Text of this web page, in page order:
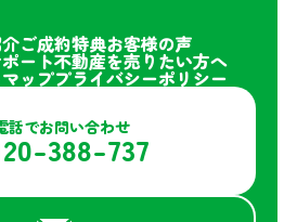
ご成約特典お客様の声
ート不動産を売りたい方へ
ッププライバシーポリシー
話でお問い合わせ
388-737